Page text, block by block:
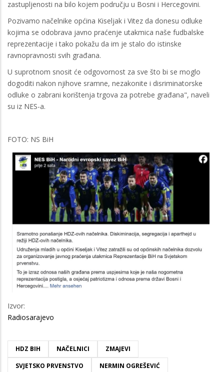
zastupljenosti na bilo kojem području u Bosni i Hercegovini.
Pozivamo načelnike općina Kiseljak i Vitez da donesu odluke
kojima se odobrava javno praćenje utakmica naše fudbalske
reprezentacije i tako pokažu da im je stalo do istinske
ravnopravnosti svih građana.
U suprotnom snosit će odgovornost za sve što bi se moglo
dogoditi nakon njihove sramne, nezakonite i disriminatorske
odluke o zabrani korištenja trgova za potrebe građana", naveli
su iz NES-a.
FOTO: NS BiH
Izvor:
Radiosarajevo
HDZ BIH NAČELNICI
ZMAJEVI
SVJETSKO PRVENSTVO
NERMIN OGREŠEVIĆ